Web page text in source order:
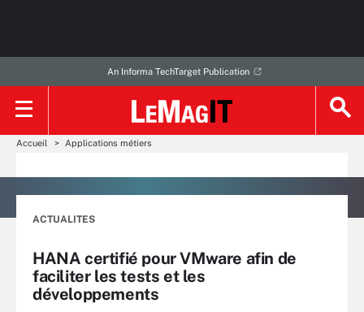
An Informa TechTarget Publication
Accueil Applications métiers
ACTUALITES
HANA certifié pour VMware afin de
faciliter les tests et les
développements